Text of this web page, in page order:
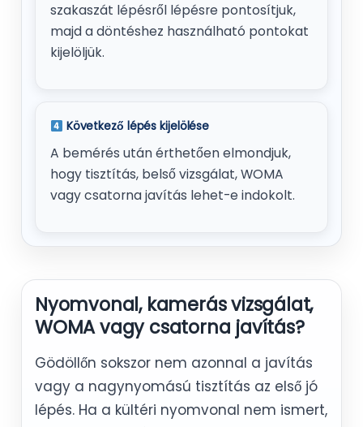
szakaszát lépésről lépésre pontosítjuk,
majd a döntéshez használható pontokat
kijelöljük.
Következő lépés kijelölése
A bemérés után érthetően elmondjuk,
hogy tisztítás, belső vizsgálat, WOMA
vagy csatorna javítás lehet-e indokolt.
Nyomvonal, kamerás vizsgálat,
WOMA vagy csatorna javítás?
Gödöllőn sokszor nem azonnal a javítás
vagy a nagynyomású tisztítás az első jó
lépés. Ha a kültéri nyomvonal nem ismert,